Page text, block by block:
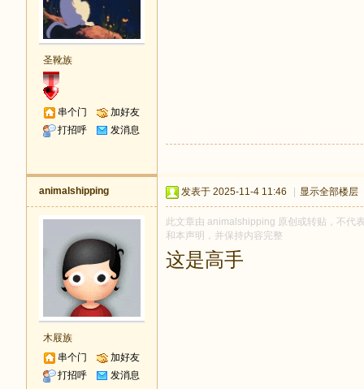
圣靴族
串个门
加好友
打招呼
发消息
animalshipping
木屐族
串个门
加好友
打招呼
发消息
发表于 2025-11-4 11:46 显示全部楼层
此文章由 animalshipping 原创或转贴，不代
和本声明，并保持内容完整
这是高手